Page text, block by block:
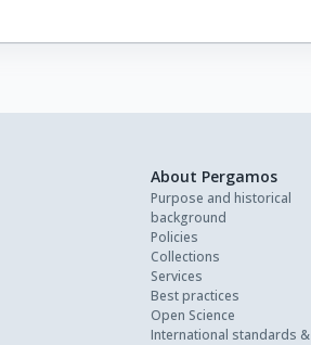
About Pergamos
Purpose and historical
background
Policies
Collections
Services
Best practices
Open Science
International standards &